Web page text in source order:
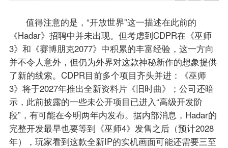
值得注意的是，“开放世界”这一描述在此前的
《Hadar》招聘中并未出现。但考虑到CDPR在《巫师
3》和《赛博朋克2077》中积累的丰富经验，这一方向
并不令人意外，但仍为外界对这款神秘新作的想象提供
了新的线索。CDPR目前多个项目齐头并进：《巫师
3》将于2027年推出全新资料片《旧时曲》；公司还暗
示，此前披露的一些未公开项目已进入“高级开发阶
段”，有可能在今明两年内发布。据内部消息，Hadar的
完整开发最早也要等到《巫师4》发售之后（预计2028
年），玩家看到这款全新IP的实机画面可能还需要三至